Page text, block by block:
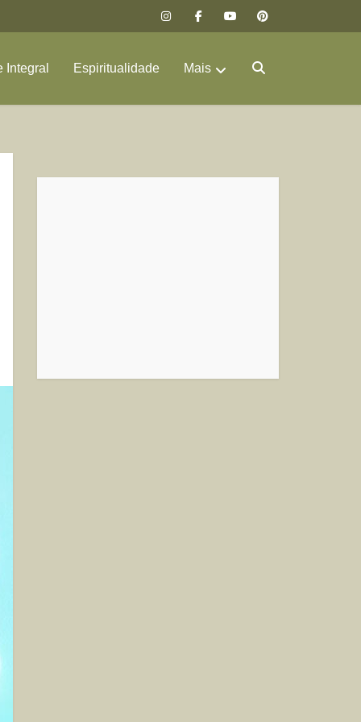
Integral Espiritualidade Mais